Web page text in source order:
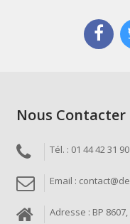
Nous Contacter
Tél. : 01 44 42 31 90
Email :
Adresse : BP